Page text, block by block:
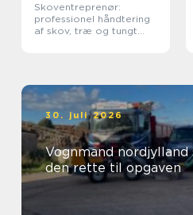
Skoventreprenør:
professionel håndtering
af skov, træ og tungt
30. juli 2026
Vognmand nordjylland sådan vælger du
den rette til opgaven